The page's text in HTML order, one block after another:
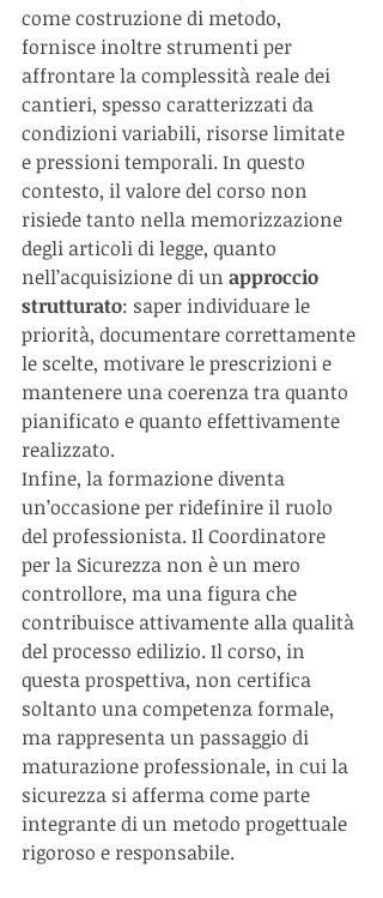
come costruzione di metodo,
fornisce inoltre strumenti per
affrontare la complessità reale dei
cantieri, spesso caratterizzati da
condizioni variabili, risorse limitate
e pressioni temporali. In questo
contesto, il valore del corso non
risiede tanto nella memorizzazione
degli articoli di legge, quanto
nell’acquisizione di un approccio
strutturato: saper individuare le
priorità, documentare correttamente
le scelte, motivare le prescrizioni e
mantenere una coerenza tra quanto
pianificato e quanto effettivamente
realizzato.
Infine, la formazione diventa
un’occasione per ridefinire il ruolo
del professionista. Il Coordinatore
per la Sicurezza non è un mero
controllore, ma una figura che
contribuisce attivamente alla qualità
del processo edilizio. Il corso, in
questa prospettiva, non certifica
soltanto una competenza formale,
ma rappresenta un passaggio di
maturazione professionale, in cui la
sicurezza si afferma come parte
integrante di un metodo progettuale
rigoroso e responsabile.